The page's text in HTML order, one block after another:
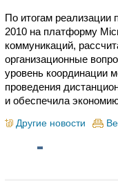
По итогам
2010 на платформу
коммуникаций,
организационные
уровень координации
проведения
и обеспечила
Другие новости